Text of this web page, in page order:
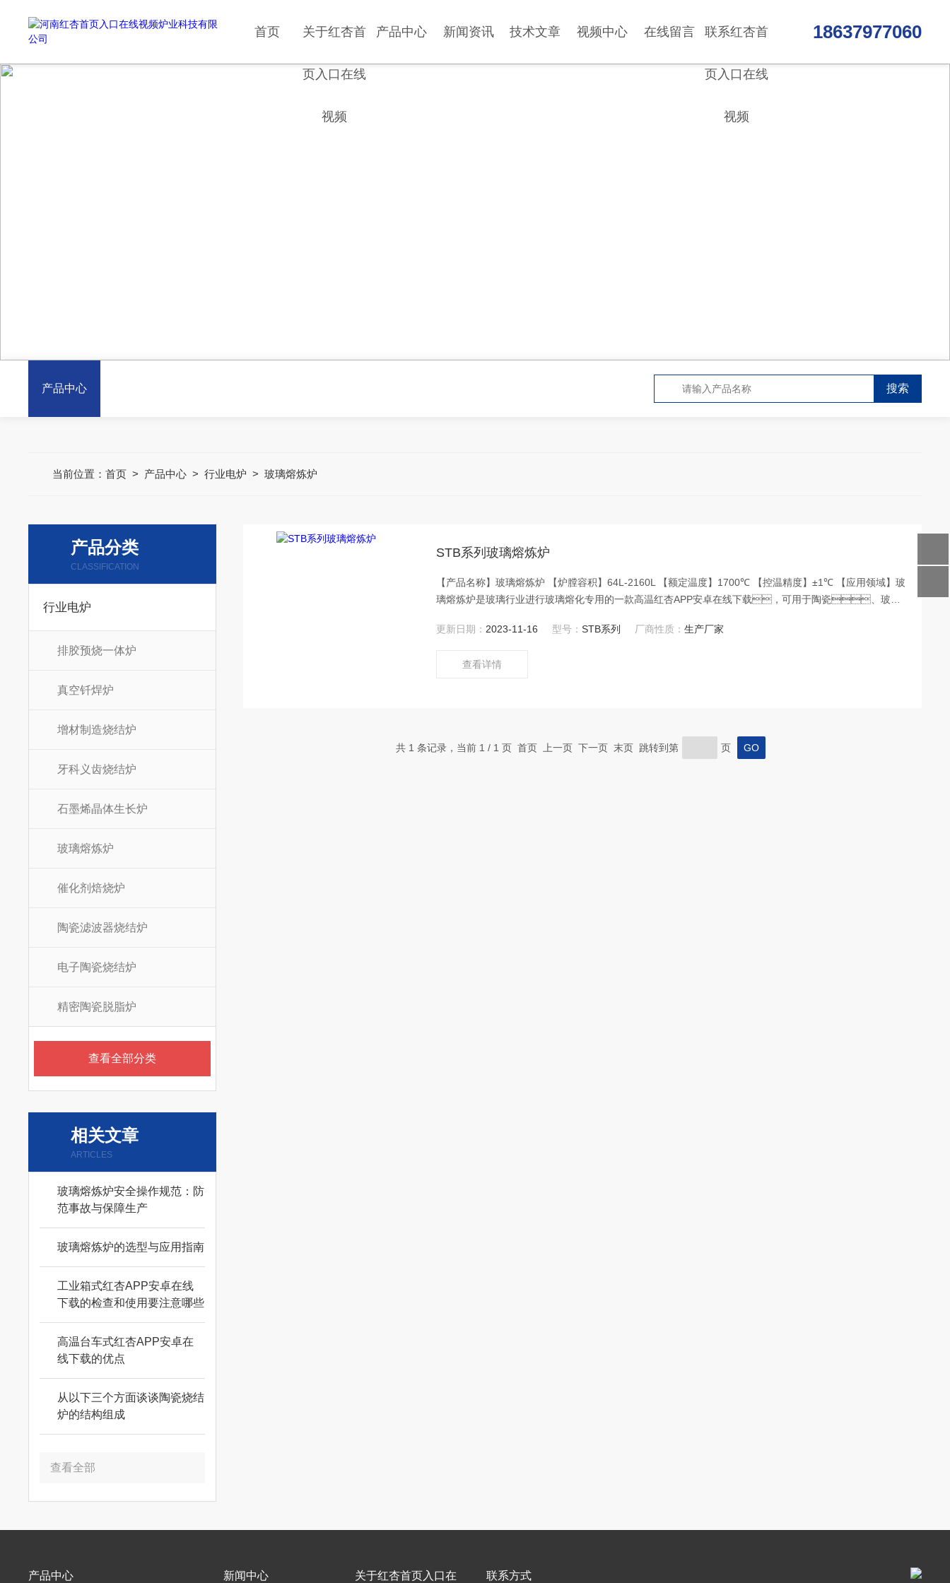
首页 关于红杏首
页入口在线
视频
产品中心 新闻资讯 技术文章 视频中心 在线留言 联系红杏首
页入口在线
视频
18637977060
产品中心
当前位置：首页 > 产品中心 >行业电炉 >玻璃熔炼炉
产品分类
CLASSIFICATION
行业电炉
排胶预烧一体炉
真空钎焊炉
增材制造烧结炉
牙科义齿烧结炉
石墨烯晶体生长炉
玻璃熔炼炉
催化剂焙烧炉
陶瓷滤波器烧结炉
电子陶瓷烧结炉
精密陶瓷脱脂炉
查看全部分类
相关文章
ARTICLES
玻璃熔炼炉安全操作规范：防
范事故与保障生产
玻璃熔炼炉的选型与应用指南
工业箱式红杏APP安卓在线
下载的检查和使用要注意哪些
要素？
高温台车式红杏APP安卓在
线下载的优点
从以下三个方面谈谈陶瓷烧结
炉的结构组成
查看全部
STB系列玻璃熔炼炉
【产品名称】玻璃熔炼炉 【炉膛容积】64L-2160L 【额定温度】1700℃ 【控温精度】±1℃ 【应用领域】玻
璃熔炼炉是玻璃行业进行玻璃熔化专用的一款高温红杏APP安卓在线下载，可用于陶瓷、玻
更新日期： 2023-11-16 型号：STB系列 厂商性质：生产厂家
查看详情
共 1 条记录，当前 1 / 1 页 首页 上一页 下一页 末页 跳转到第 页
产品中心 新闻中心 关于红杏首页入口在 联系方式